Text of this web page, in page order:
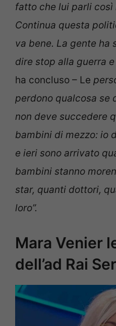
fatto che lui parli così
Continua questa
va bene. La gente ha
dire stop alla guerra
ha concluso – Le
perdono qualcosa se
non deve succedere
bambini di mezzo: io
e ieri sono arrivato
bambini stanno
star, quanti dottori,
loro”.
Mara Venier
dell’ad Rai